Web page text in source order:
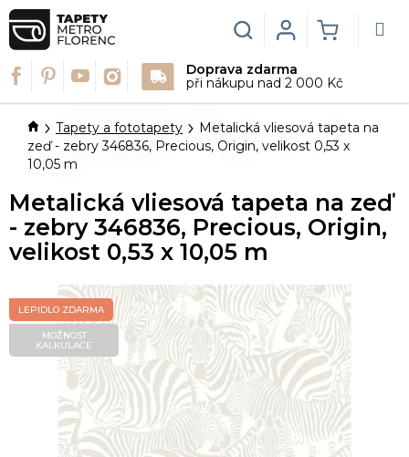
Přejít
na
obsah
Doprava zdarma
při nákupu nad 2 000 Kč
Hledat
KOŠÍK
Login
DomůTapety a fototapety
Metalická vliesová tapeta na
zeď - zebry 346836, Precious, Origin, velikost 0,53 x
10,05 m
Metalická vliesová tapeta na zeď
- zebry 346836, Precious, Origin,
velikost 0,53 x 10,05 m
LEPIDLO ZDARMA
MOŽNOST
KALKULACE